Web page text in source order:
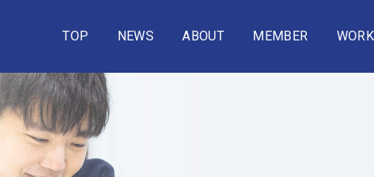
TOP NEWS ABOUT MEMBER